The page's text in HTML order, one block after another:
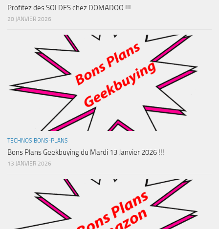
Profitez des SOLDES chez DOMADOO !!!
20 JANVIER 2026
TECHNOS BONS-PLANS
Bons Plans Geekbuying du Mardi 13 Janvier 2026 !!!
13 JANVIER 2026